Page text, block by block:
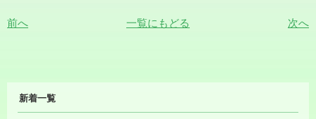
前へ 一覧にもどる 次へ
MIDORI
NEWS
新着一覧